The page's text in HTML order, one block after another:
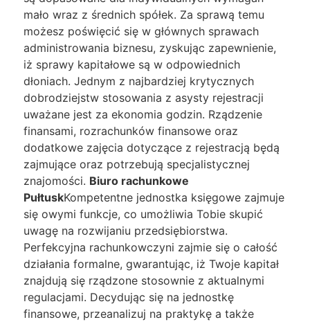
mało wraz z średnich spółek. Za sprawą temu
możesz poświęcić się w głównych sprawach
administrowania biznesu, zyskując zapewnienie,
iż sprawy kapitałowe są w odpowiednich
dłoniach. Jednym z najbardziej krytycznych
dobrodziejstw stosowania z asysty rejestracji
uważane jest za ekonomia godzin. Rządzenie
finansami, rozrachunków finansowe oraz
dodatkowe zajęcia dotyczące z rejestracją będą
zajmujące oraz potrzebują specjalistycznej
znajomości. Biuro rachunkowe
PułtuskKompetentne jednostka księgowe zajmuje
się owymi funkcje, co umożliwia Tobie skupić
uwagę na rozwijaniu przedsiębiorstwa.
Perfekcyjna rachunkowczyni zajmie się o całość
działania formalne, gwarantując, iż Twoje kapitał
znajdują się rządzone stosownie z aktualnymi
regulacjami. Decydując się na jednostkę
finansowe, przeanalizuj na praktykę a także